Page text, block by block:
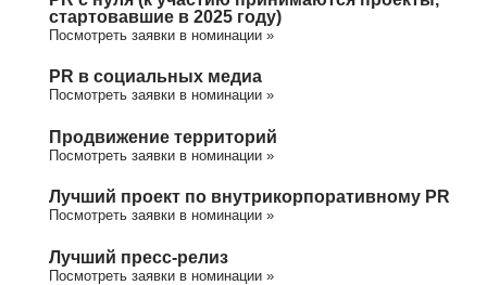
стартовавшие в 2025 году)
Посмотреть заявки в номинации »
PR в социальных медиа
Посмотреть заявки в номинации »
Продвижение территорий
Посмотреть заявки в номинации »
Лучший проект по внутрикорпоративному PR
Посмотреть заявки в номинации »
Лучший пресс-релиз
Посмотреть заявки в номинации »